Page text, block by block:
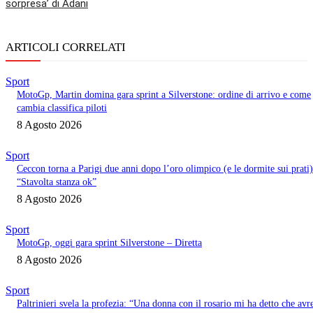
sorpresa’ di Adani
ARTICOLI CORRELATI
Sport
MotoGp, Martin domina gara sprint a Silverstone: ordine di arrivo e come
cambia classifica piloti
8 Agosto 2026
Sport
Ceccon torna a Parigi due anni dopo l’oro olimpico (e le dormite sui
“Stavolta stanza ok”
8 Agosto 2026
Sport
MotoGp, oggi gara sprint Silverstone – Diretta
8 Agosto 2026
Sport
Paltrinieri svela la profezia: “Una donna con il rosario mi ha detto che